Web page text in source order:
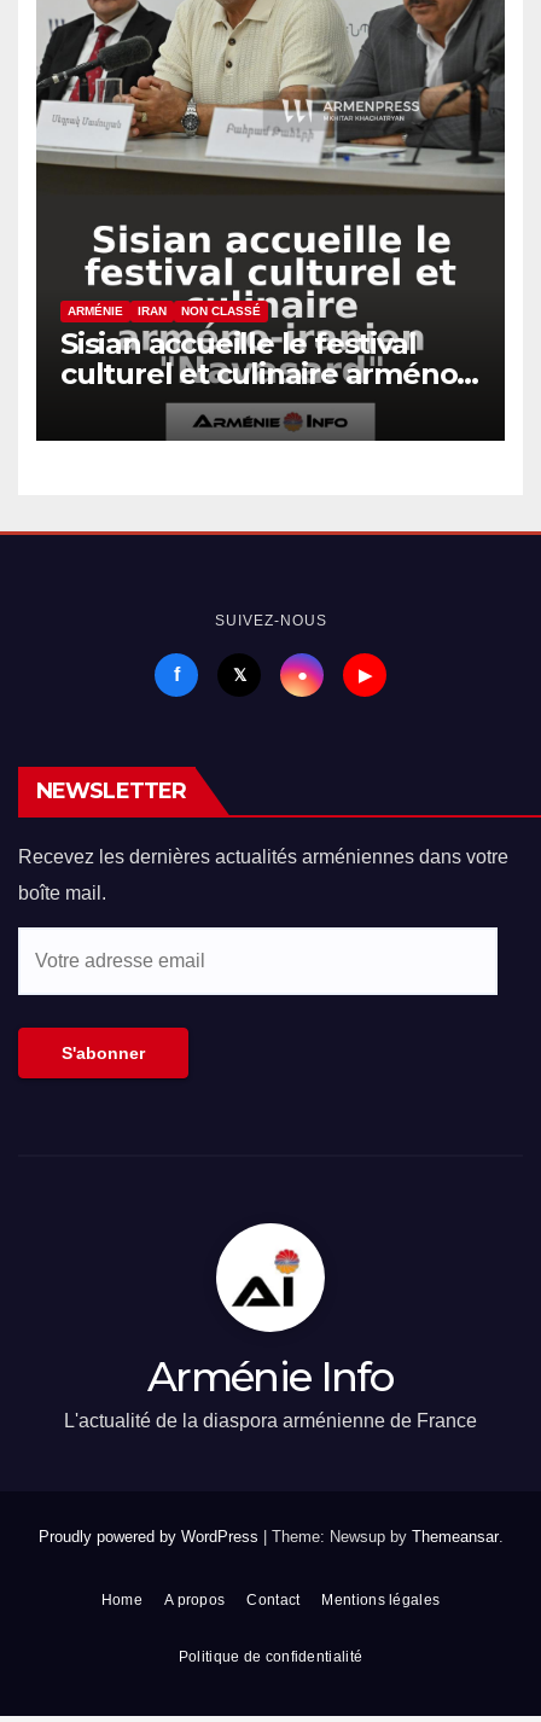
ARMÉNIE IRAN NON CLASSÉ
Sisian accueille le festival
culturel et culinaire arméno-
iranien « Navasard »
SUIVEZ-NOUS
f 𝕏 ● ▶
NEWSLETTER
Recevez les dernières actualités arméniennes dans votre
boîte mail.
S'abonner
Arménie Info
L'actualité de la diaspora arménienne de France
Proudly powered by WordPress Theme: Newsup by Themeansar.
Home A propos Contact Mentions légales
Politique de confidentialité